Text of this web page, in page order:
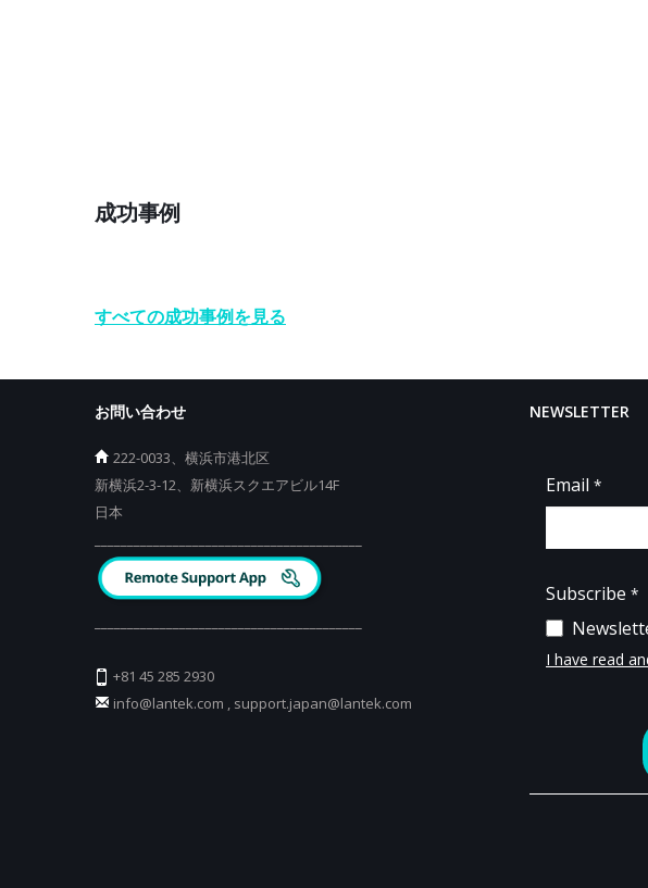
成功事例
すべての成功事例を見る
お問い合わせ
222-0033、横浜市港北区
新横浜2-3-12、新横浜スクエアビル14F
日本
+81 45 285 2930
info@lantek.com , support.japan@lantek.com
NEWSLETTER